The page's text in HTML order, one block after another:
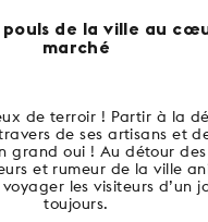
pouls de la ville au
marché
de terroir ! Partir à la
de ses artisans et
grand oui ! Au détour
et rumeur de la ville
les visiteurs d’un
toujours.